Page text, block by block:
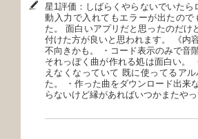
星1評価：しばらくやらないでいた
動入力で入れてもエラーが出たの
た。 面白いアプリだと思ったのだけ
付けた方が良いと思われます。 《内
不向きかも。 ・コード表示のみで音
それっぽく曲が作れる処は面白い。
えなくなっていて 既に使ってるア
た。 ・作った曲をダウンロード出来
らないけど縁があればいつかまたや